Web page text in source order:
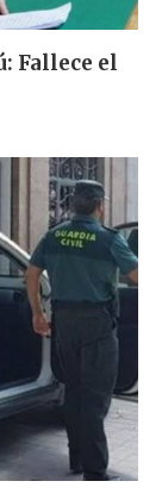
Fallece el